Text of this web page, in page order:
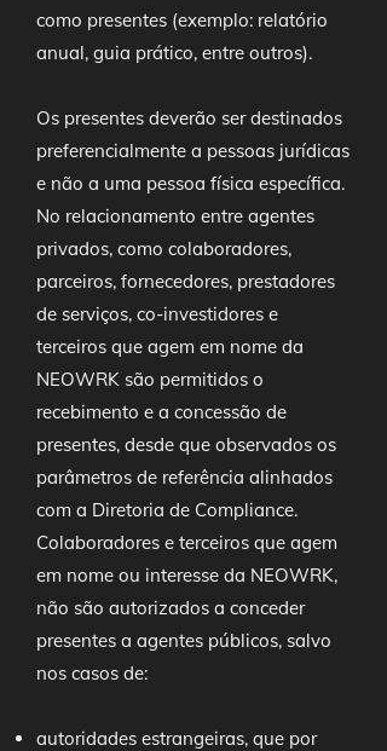
como presentes (exemplo: relatório
anual, guia prático, entre outros).
Os presentes deverão ser destinados
preferencialmente a pessoas jurídicas
e não a uma pessoa física específica.
No relacionamento entre agentes
privados, como colaboradores,
parceiros, fornecedores, prestadores
de serviços, co-investidores e
terceiros que agem em nome da
NEOWRK são permitidos o
recebimento e a concessão de
presentes, desde que observados os
parâmetros de referência alinhados
com a Diretoria de Compliance.
Colaboradores e terceiros que agem
em nome ou interesse da NEOWRK,
não são autorizados a conceder
presentes a agentes públicos, salvo
nos casos de:
autoridades estrangeiras, que por